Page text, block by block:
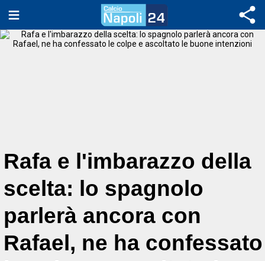
Rafa e l'imbarazzo della
scelta: lo spagnolo
parlerà ancora con
Rafael, ne ha confessato